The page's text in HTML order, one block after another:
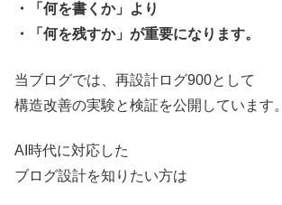
・「何を書くか」より
・「何を残すか」が重要になります。
当ブログでは、再設計ログ900として
構造改善の実験と検証を公開しています。
AI時代に対応した
ブログ設計を知りたい方は